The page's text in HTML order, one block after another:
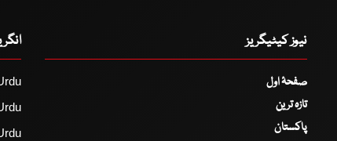
نیوز کیٹیگریز
صفحۂ اول
تازہ ترین
پاکستان